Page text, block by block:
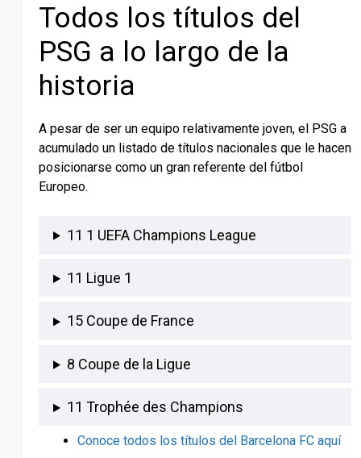
Todos los títulos del
PSG a lo largo de la
historia
A pesar de ser un equipo relativamente joven, el PSG a
acumulado un listado de títulos nacionales que le hacen
posicionarse como un gran referente del fútbol
Europeo.
11 1 UEFA Champions League
11 Ligue 1
15 Coupe de France
8 Coupe de la Ligue
11 Trophée des Champions
Conoce todos los títulos del Barcelona FC aquí